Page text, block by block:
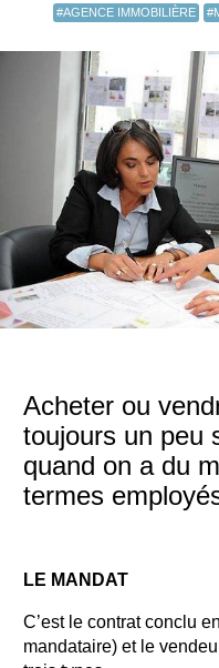
#AGENCE IMMOBILIÈRE
Acheter ou
toujours un peu
quand on a du
termes
LE MANDAT
C’est le contrat conclu
mandataire) et le